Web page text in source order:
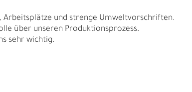
Arbeitsplätze und strenge Umweltvorschriften.
über unseren Produktionsprozess.
sehr wichtig.